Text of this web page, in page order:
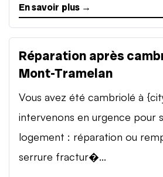
En savoir plus →
Réparation après
Mont-Tramelan
Vous avez été cambriolé à
intervenons en urgence pour
logement : réparation ou
serrure fractur�...